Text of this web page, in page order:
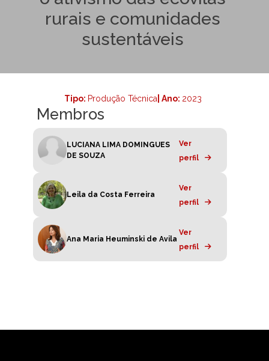
rurais e comunidades
sustentáveis
Tipo: Produção Técnica | Ano: 2023
Membros
LUCIANA LIMA DOMINGUES
DE SOUZA
Ver
perfil
Leila da Costa Ferreira
Ver
perfil
Ana Maria Heuminski de Avila
Ver
perfil